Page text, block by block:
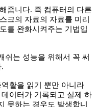
줍니다. 즉 컴퓨터의 다른
크의 자료의 자료를 미리
를 완화시켜주는 기법입
쉬는 성능을 위해서 꼭 써
활을 읽기 뿐만 아니라
이터가 기록되고 실제 하
못하는 경우도 발생합니